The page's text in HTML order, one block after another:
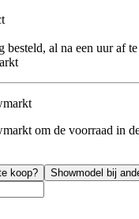
besteld, al na een uur af
om de voorraad in
koop? Showmodel bij